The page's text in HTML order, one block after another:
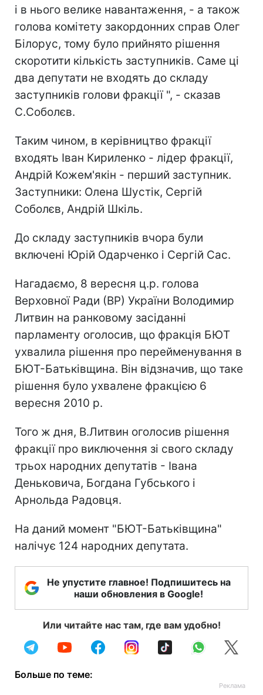
і в нього велике навантаження, - а також
голова комітету закордонних справ Олег
Білорус, тому було прийнято рішення
скоротити кількість заступників. Саме ці
два депутати не входять до складу
заступників голови фракції ", - сказав
С.Соболєв.
Таким чином, в керівництво фракції
входять Іван Кириленко - лідер фракції,
Андрій Кожем'якін - перший заступник.
Заступники: Олена Шустік, Сергій
Соболєв, Андрій Шкіль.
До складу заступників вчора були
включені Юрій Одарченко і Сергій Сас.
Нагадаємо, 8 вересня ц.р. голова
Верховної Ради (ВР) України Володимир
Литвин на ранковому засіданні
парламенту оголосив, що фракція БЮТ
ухвалила рішення про перейменування в
БЮТ-Батьківщина. Він відзначив, що таке
рішення було ухвалене фракцією 6
вересня 2010 р.
Того ж дня, В.Литвин оголосив рішення
фракції про виключення зі свого складу
трьох народних депутатів - Івана
Деньковича, Богдана Губського і
Арнольда Радовця.
На даний момент "БЮТ-Батьківщина"
налічує 124 народних депутата.
Не упустите главное! Подпишитесь на
наши обновления в Google!
Или читайте нас там, где вам удобно!
Больше по теме: